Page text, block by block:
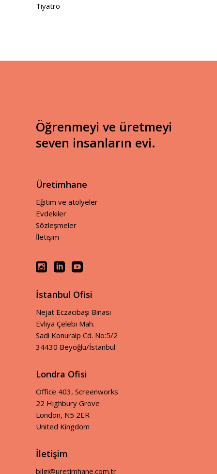
Tiyatro
Öğrenmeyi ve üretmeyi
seven insanların evi.
Üretimhane
Eğitim ve atölyeler
Evdekiler
Sözleşmeler
İletişim
İstanbul Ofisi
Nejat Eczacıbaşı Binası
Evliya Çelebi Mah.
Sadi Konuralp Cd. No:5/2
34430 Beyoğlu/İstanbul
Londra Ofisi
Office 403, Screenworks
22 Highbury Grove
London, N5 2ER
United Kingdom
İletişim
bilgi@uretimhane.com.tr